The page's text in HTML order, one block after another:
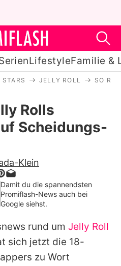
LifestyleFamilie &
Serien
& Liebe
Exklusiv
auf Promiflash
STARS JELLY ROLL SO
Rolls
Scheidungs-
Klein
Damit du die spannendsten
Promiflash-News auch bei
Google siehst.
rund um Jelly Roll
sich jetzt die 18-
zu Wort